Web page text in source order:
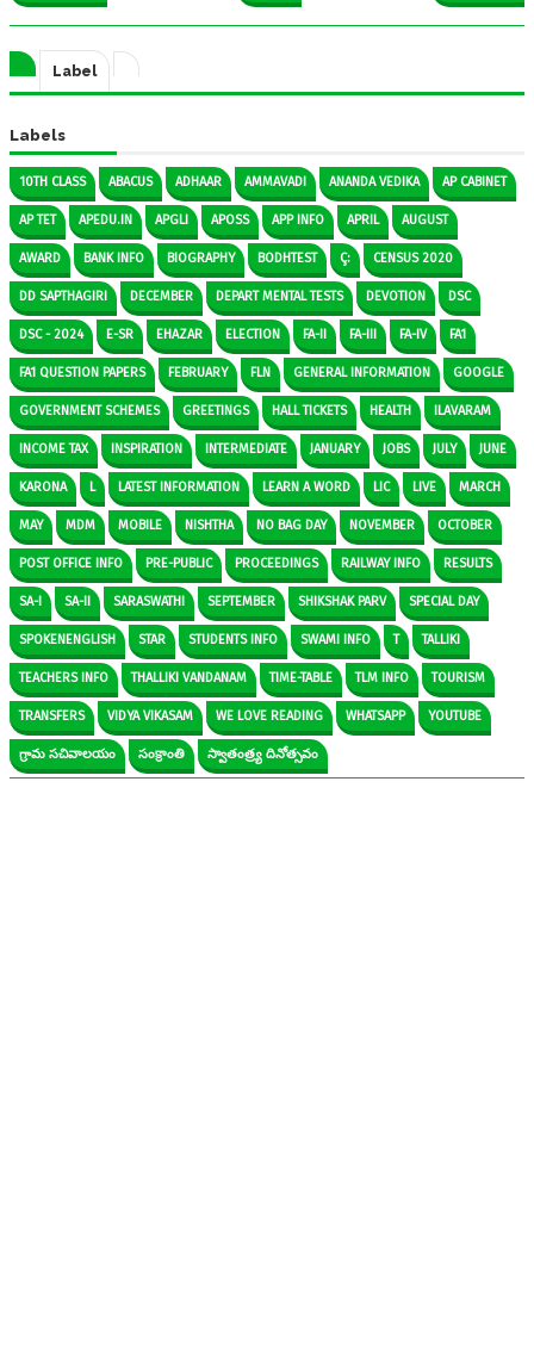
Label
Labels
10TH CLASS ABACUS ADHAAR AMMAVADI ANANDA VEDIKA AP CABINET
AP TET APEDU.IN APGLI APOSS APP INFO APRIL AUGUST
AWARD BANK INFO BIOGRAPHY BODHTEST Ç: CENSUS 2020
DD SAPTHAGIRI DECEMBER DEPART MENTAL TESTS DEVOTION DSC
DSC - 2024 E-SR EHAZAR ELECTION FA-II FA-III FA-IV FA1
FA1 QUESTION PAPERS FEBRUARY FLN GENERAL INFORMATION GOOGLE
GOVERNMENT SCHEMES GREETINGS HALL TICKETS HEALTH ILAVARAM
INCOME TAX INSPIRATION INTERMEDIATE JANUARY JOBS JULY JUNE
KARONA L LATEST INFORMATION LEARN A WORD LIC LIVE MARCH
MAY MDM MOBILE NISHTHA NO BAG DAY NOVEMBER OCTOBER
POST OFFICE INFO PRE-PUBLIC PROCEEDINGS RAILWAY INFO RESULTS
SA-I SA-II SARASWATHI SEPTEMBER SHIKSHAK PARV SPECIAL DAY
SPOKENENGLISH STAR STUDENTS INFO SWAMI INFO T TALLIKI
TEACHERS INFO THALLIKI VANDANAM TIME-TABLE TLM INFO TOURISM
TRANSFERS VIDYA VIKASAM WE LOVE READING WHATSAPP YOUTUBE
గ్రామ సచివాలయం సంక్రాంతి స్వాతంత్ర్య దినోత్సవం